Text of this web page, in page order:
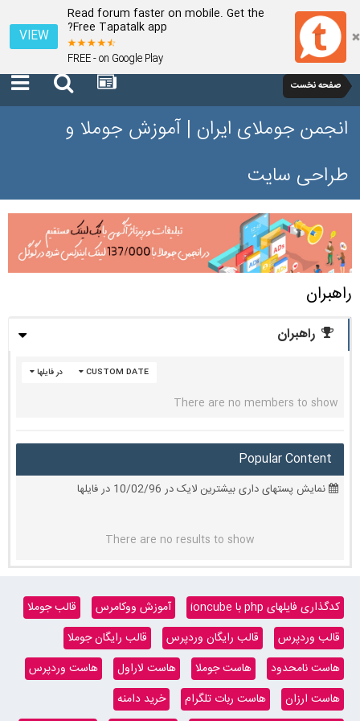
Read forum faster on mobile. Get the
Free Tapatalk app?
FREE - on Google Play
VIEW
صفحه نخست
انجمن جوملای ایران | آموزش جوملا و
طراحی سایت
راهبران
راهبران
در فایلها CUSTOM DATE
There are no members to show
Popular Content
نمایش پستهای داری بیشترین لایک در 10/02/96 در فایلها
There are no results to show
کدگذاری فایلهای php با ioncube آموزش ووکامرس
قالب جوملا
قالب وردپرس
قالب رایگان وردپرس
قالب رایگان جوملا
هاست نامحدود
هاست جوملا هاست لاراول
هاست وردپرس
هاست ارزان
هاست ربات تلگرام
خرید دامنه